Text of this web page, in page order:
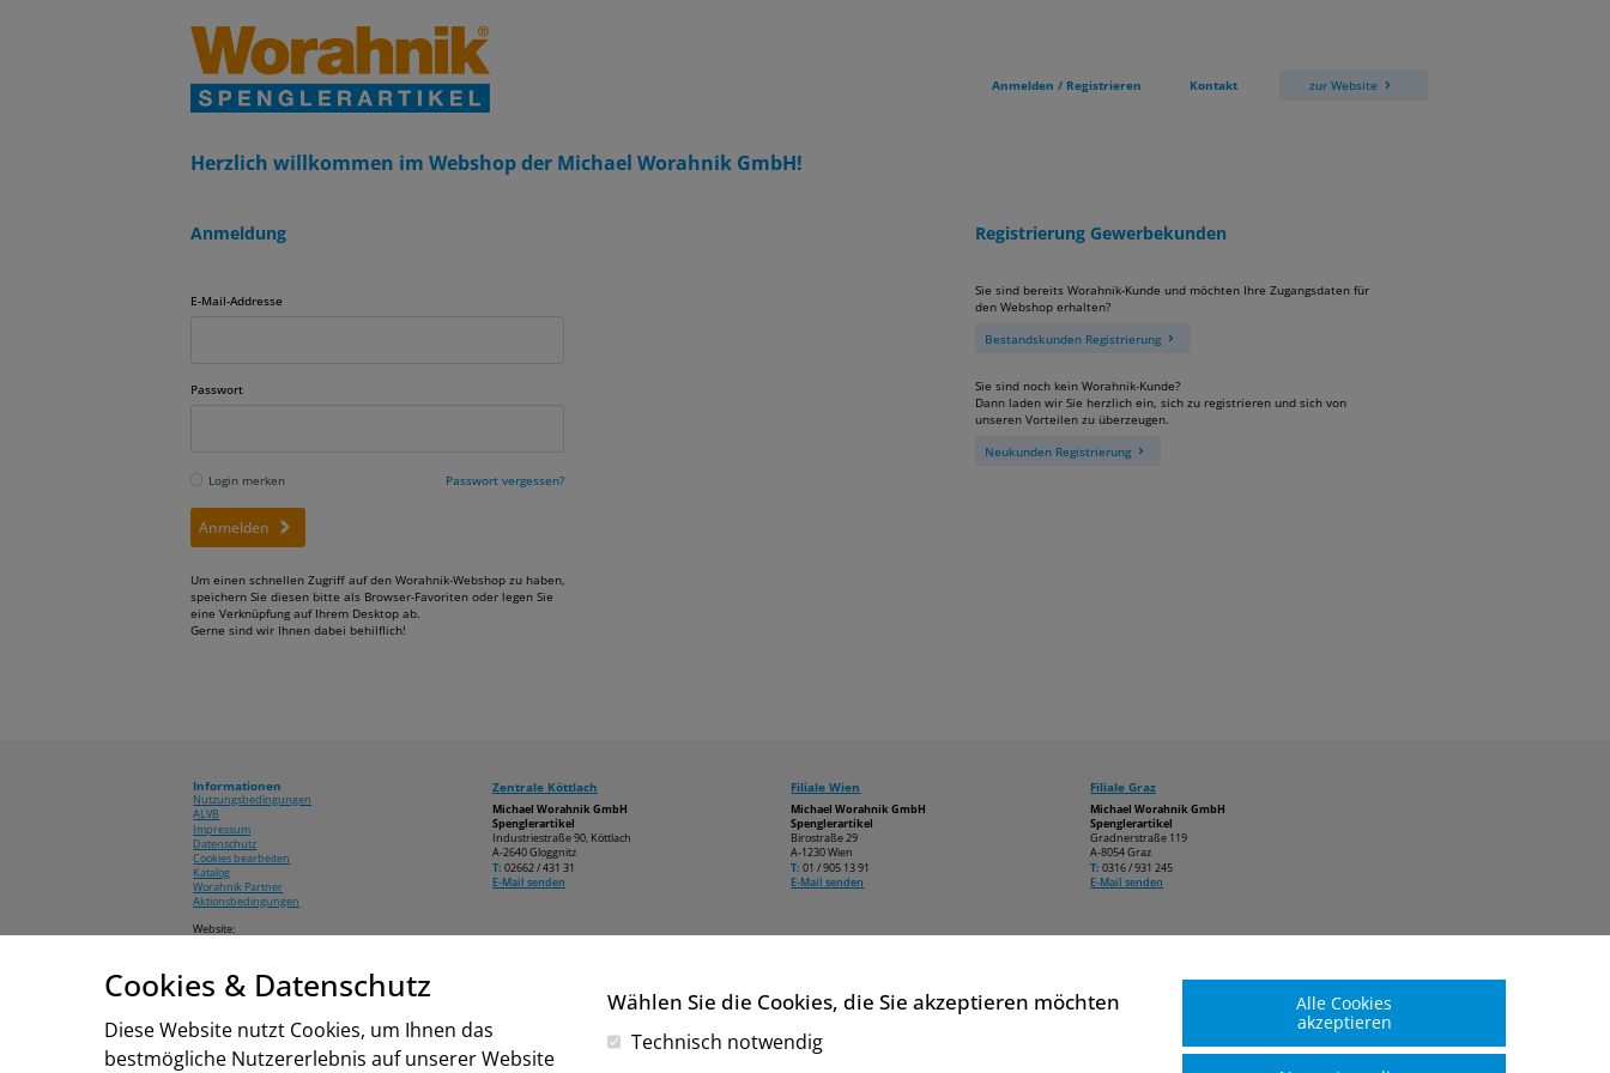
Anmelden / Registrieren Kontakt zur Website
Herzlich willkommen im Webshop der Michael Worahnik GmbH!
Anmeldung
E-Mail-Addresse
Passwort
Login merken Passwort vergessen?
Anmelden
Um einen schnellen Zugriff auf den Worahnik-Webshop zu haben,
speichern Sie diesen bitte als Browser-Favoriten oder legen Sie
eine Verknüpfung auf Ihrem Desktop ab.
Gerne sind wir Ihnen dabei behilflich!
Registrierung Gewerbekunden
Sie sind bereits Worahnik-Kunde und möchten Ihre Zugangsdaten für
den Webshop erhalten?
Bestandskunden Registrierung
Sie sind noch kein Worahnik-Kunde?
Dann laden wir Sie herzlich ein, sich zu registrieren und sich von
unseren Vorteilen zu überzeugen.
Neukunden Registrierung
Informationen
Nutzungsbedingungen
ALVB
Impressum
Datenschutz
Cookies bearbeiten
Katalog
Worahnik Partner
Aktionsbedingungen
Website:
Zentrale Köttlach
Michael Worahnik GmbH
Spenglerartikel
Industriestraße 90, Köttlach
A-2640 Gloggnitz
T: 02662 / 431 31
E-Mail senden
Filiale Wien
Michael Worahnik GmbH
Spenglerartikel
Birostraße 29
A-1230 Wien
T: 01 / 905 13 91
E-Mail senden
Filiale Graz
Michael Worahnik GmbH
Spenglerartikel
Gradnerstraße 119
A-8054 Graz
T: 0316 / 931 245
E-Mail senden
Cookies & Datenschutz
Diese Website nutzt Cookies, um Ihnen das
bestmögliche Nutzererlebnis auf unserer Website
Wählen Sie die Cookies, die Sie akzeptieren möchten
Technisch notwendig
Alle Cookies
akzeptieren